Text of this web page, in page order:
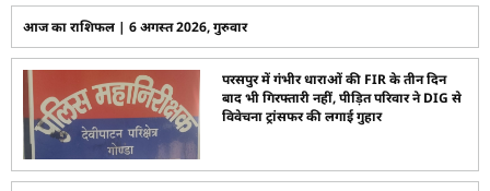
आज का राशिफल | 6 अगस्त 2026, गुरुवार
परसपुर में गंभीर धाराओं की FIR के तीन दिन
बाद भी गिरफ्तारी नहीं, पीड़ित परिवार ने DIG से
विवेचना ट्रांसफर की लगाई गुहार